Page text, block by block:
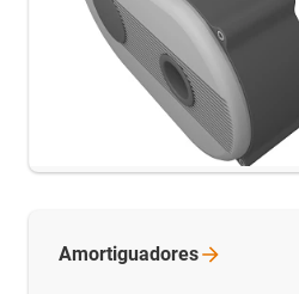
Amortiguadores